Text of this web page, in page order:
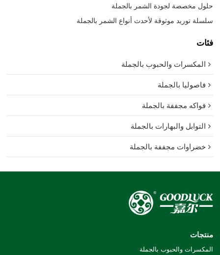
حلول مخصصة لجودة الشمر بالجملة
سلسلة توريد موثوقة لأحدث أنواع الشمر بالجملة
فئات
المكسرات والحبوب بالجملة
فاصوليا بالجملة
فواكه مجففة بالجملة
التوابل والبهارات بالجملة
خضراوات مجففة بالجملة
منتجات
المكسرات والحبوب بالجملة